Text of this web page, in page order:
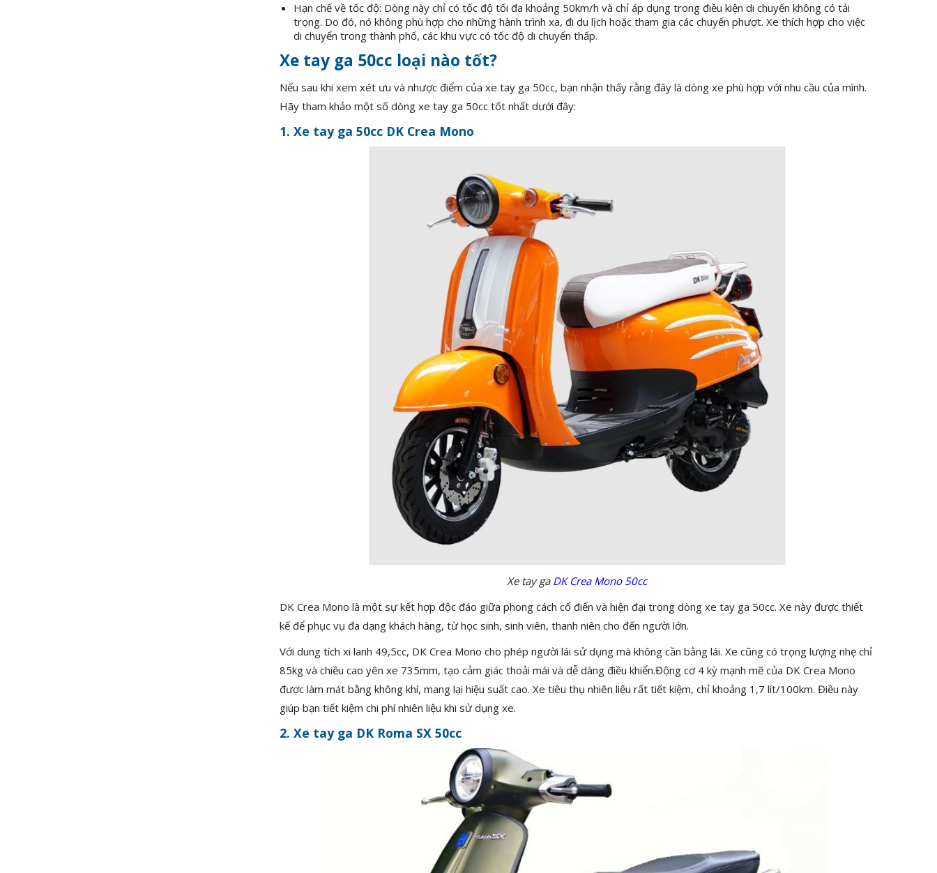
Hạn chế về tốc độ: Dòng này chỉ có tốc độ tối đa khoảng 50km/h và chỉ áp dụng trong điều kiện di chuyển không có tải
trọng. Do đó, nó không phù hợp cho những hành trình xa, đi du lịch hoặc tham gia các chuyến phượt. Xe thích hợp cho việc
di chuyển trong thành phố, các khu vực có tốc độ di chuyển thấp.
Xe tay ga 50cc loại nào tốt?
Nếu sau khi xem xét ưu và nhược điểm của xe tay ga 50cc, bạn nhận thấy rằng đây là dòng xe phù hợp với nhu cầu của mình.
Hãy tham khảo một số dòng xe tay ga 50cc tốt nhất dưới đây:
1. Xe tay ga 50cc DK Crea Mono
Xe tay ga DK Crea Mono 50cc
DK Crea Mono là một sự kết hợp độc đáo giữa phong cách cổ điển và hiện đại trong dòng xe tay ga 50cc. Xe này được thiết
kế để phục vụ đa dạng khách hàng, từ học sinh, sinh viên, thanh niên cho đến người lớn.
Với dung tích xi lanh 49,5cc, DK Crea Mono cho phép người lái sử dụng mà không cần bằng lái. Xe cũng có trọng lượng nhẹ chỉ
85kg và chiều cao yên xe 735mm, tạo cảm giác thoải mái và dễ dàng điều khiển.Động cơ 4 kỳ mạnh mẽ của DK Crea Mono
được làm mát bằng không khí, mang lại hiệu suất cao. Xe tiêu thụ nhiên liệu rất tiết kiệm, chỉ khoảng 1,7 lít/100km. Điều này
giúp bạn tiết kiệm chi phí nhiên liệu khi sử dụng xe.
2. Xe tay ga DK Roma SX 50cc